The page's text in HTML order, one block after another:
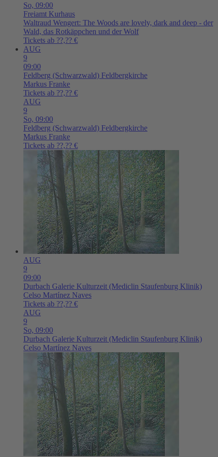
So, 09:00
Freiamt Kurhaus
Waltraud Wengert: The Woods are lovely, dark and deep - der
Wald, das Rotkäppchen und der Wolf
Tickets ab ??,?? €
AUG
9
09:00
Feldberg (Schwarzwald) Feldbergkirche
Markus Franke
Tickets ab ??,?? €
AUG
9
So, 09:00
Feldberg (Schwarzwald) Feldbergkirche
Markus Franke
Tickets ab ??,?? €
AUG
9
09:00
Durbach Galerie Kulturzeit (Mediclin Staufenburg Klinik)
Celso Martínez Naves
Tickets ab ??,?? €
AUG
9
So, 09:00
Durbach Galerie Kulturzeit (Mediclin Staufenburg Klinik)
Celso Martínez Naves